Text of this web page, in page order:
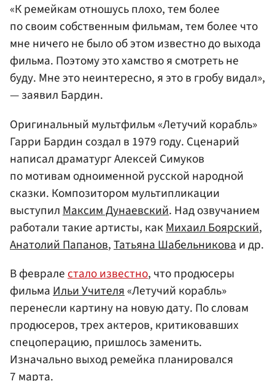
«К ремейкам отношусь плохо, тем более
по своим собственным фильмам, тем более что
мне ничего не было об этом известно до выхода
фильма. Поэтому это хамство я смотреть не
буду. Мне это неинтересно, я это в гробу видал»,
— заявил Бардин.
Оригинальный мультфильм «Летучий корабль»
Гарри Бардин создал в 1979 году. Сценарий
написал драматург Алексей Симуков
по мотивам одноименной русской народной
сказки. Композитором мультипликации
выступил Максим Дунаевский. Над озвучанием
работали такие артисты, как Михаил Боярский,
Анатолий Папанов,Татьяна Шабельникова и др.
В февралестало известно, что продюсеры
фильмаИльи Учителя«Летучий корабль»
перенесли картину на новую дату. По словам
продюсеров, трех актеров, критиковавших
спецоперацию, пришлось заменить.
Изначально выход ремейка планировался
7 марта.